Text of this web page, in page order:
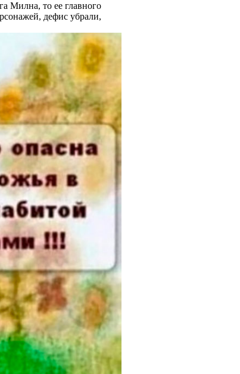
Милна, то ее главного
дефис убрали,